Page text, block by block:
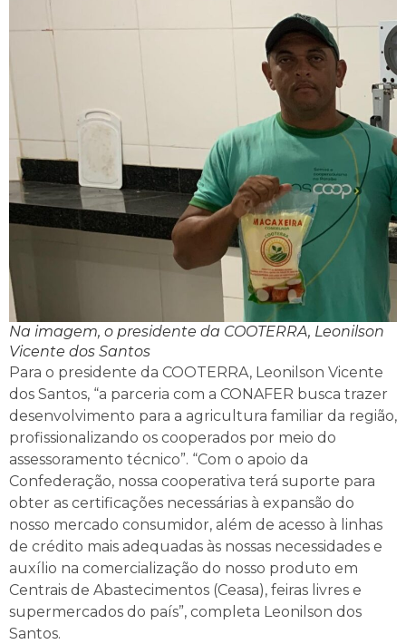
Na imagem, o presidente da COOTERRA, Leonilson
Vicente dos Santos
Para o presidente da COOTERRA, Leonilson Vicente
dos Santos, “a parceria com a CONAFER busca trazer
desenvolvimento para a agricultura familiar da região,
profissionalizando os cooperados por meio do
assessoramento técnico”. “Com o apoio da
Confederação, nossa cooperativa terá suporte para
obter as certificações necessárias à expansão do
nosso mercado consumidor, além de acesso à linhas
de crédito mais adequadas às nossas necessidades e
auxílio na comercialização do nosso produto em
Centrais de Abastecimentos (Ceasa), feiras livres e
supermercados do país”, completa Leonilson dos
Santos.